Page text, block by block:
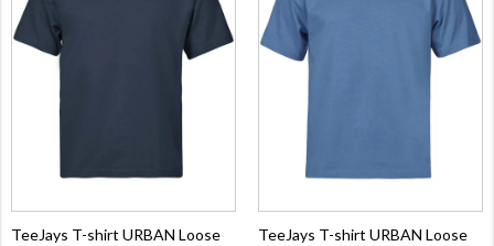
TeeJays T-shirt URBAN Loose
TeeJays T-shirt URBAN Loose